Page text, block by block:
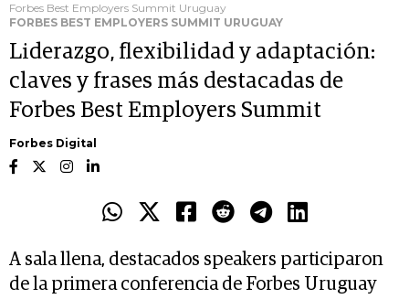
Forbes Best Employers Summit Uruguay
FORBES BEST EMPLOYERS SUMMIT URUGUAY
Liderazgo, flexibilidad y adaptación:
claves y frases más destacadas de
Forbes Best Employers Summit
Forbes Digital
A sala llena, destacados speakers participaron
de la primera conferencia de Forbes Uruguay